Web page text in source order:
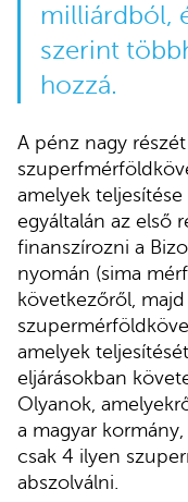
milliárdból,
szerint
hozzá.
A pénz nagy
amelyek
egyáltalán az első
finanszírozni a
nyomán (sima
következőről,
amelyek
eljárásokban
Olyanok,
a magyar
csak 4 ilyen
abszolválni.